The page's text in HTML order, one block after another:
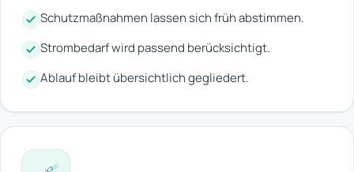
Schutzmaßnahmen lassen sich früh abstimmen.
Strombedarf wird passend berücksichtigt.
Ablauf bleibt übersichtlich gegliedert.